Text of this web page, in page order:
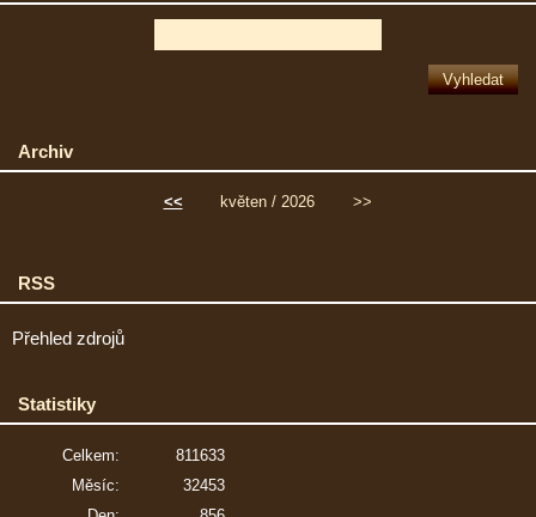
Archiv
<< květen / 2026 >>
RSS
Přehled zdrojů
Statistiky
Celkem:
811633
Měsíc:
32453